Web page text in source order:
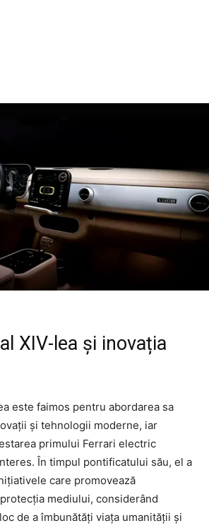
XIV-lea și inovația
este faimos pentru abordarea sa
și tehnologii moderne, iar
primului Ferrari electric
În timpul pontificatului său, el a
care promovează
mediului, considerând
de a îmbunătăți viața umanității și